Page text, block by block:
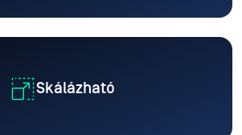
Skálázható